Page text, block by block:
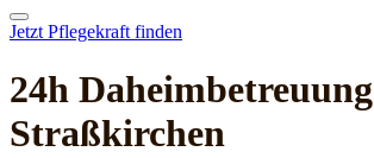
Jetzt Pflegekraft finden
24h
Straßkirchen